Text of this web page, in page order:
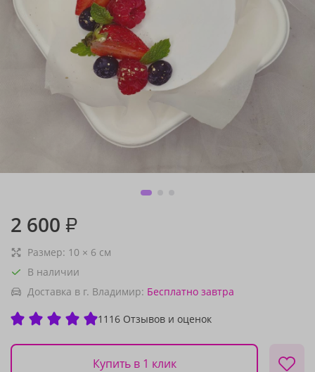
2 600 ₽
Размер: 10 × 6 см
В наличии
Доставка в г. Владимир: Бесплатно завтра
1116 Отзывов и оценок
Купить в 1 клик